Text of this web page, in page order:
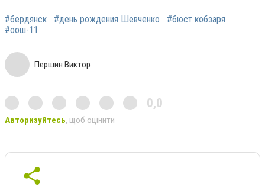
#бердянск #день рождения Шевченко
#бюст кобзаря
#оош-11
Першин Виктор
0,0
Авторизуйтесь, щоб оцінити